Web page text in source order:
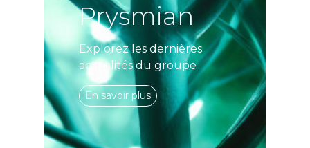
Prysmian
Explorez les dernières
actualités du groupe
En savoir plus